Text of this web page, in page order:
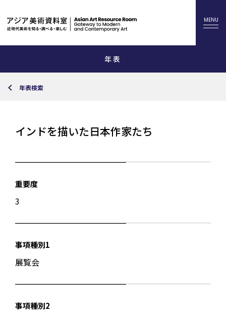
年表
年表検索
インドを描いた日本作家たち
重要度
3
事項種別1
展覧会
事項種別2